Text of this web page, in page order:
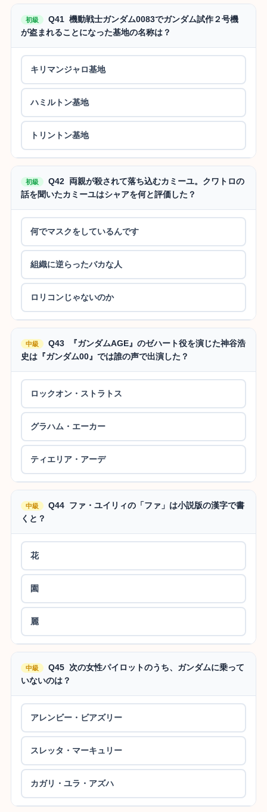
初級
Q41 機動戦士ガンダム0083でガンダム試作２号機
が盗まれることになった基地の名称は？
キリマンジャロ基地
ハミルトン基地
トリントン基地
初級
Q42 両親が殺されて落ち込むカミーユ。クワトロの
話を聞いたカミーユはシャアを何と評価した？
何でマスクをしているんです
組織に逆らったバカな人
ロリコンじゃないのか
中級
Q43 『ガンダムAGE』のゼハート役を演じた神谷浩
史は『ガンダム00』では誰の声で出演した？
ロックオン・ストラトス
グラハム・エーカー
ティエリア・アーデ
中級
Q44 ファ・ユイリィの「ファ」は小説版の漢字で書
くと？
花
園
麗
中級
Q45 次の女性パイロットのうち、ガンダムに乗って
いないのは？
アレンビー・ビアズリー
スレッタ・マーキュリー
カガリ・ユラ・アズハ